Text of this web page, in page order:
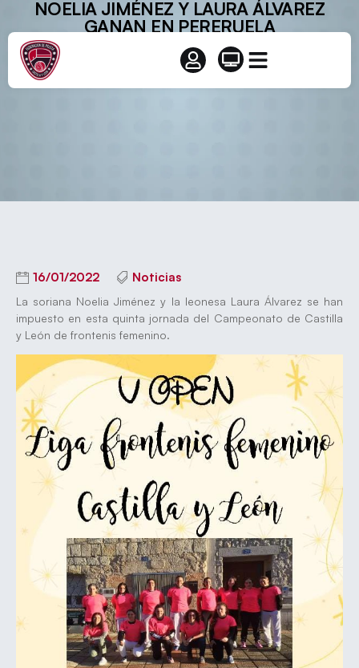
NOELIA JIMÉNEZ Y LAURA ÁLVAREZ
GANAN EN PERERUELA
16/01/2022 Noticias
La soriana Noelia Jiménez y la leonesa Laura Álvarez se han
impuesto en esta quinta jornada del Campeonato de Castilla
y León de frontenis femenino.